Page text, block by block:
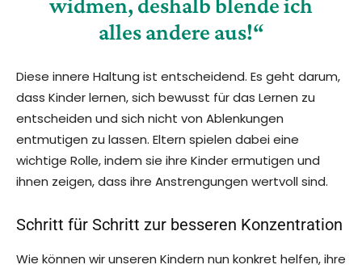
widmen, deshalb blende ich
alles andere aus!“
Diese innere Haltung ist entscheidend. Es geht darum,
dass Kinder lernen, sich bewusst für das Lernen zu
entscheiden und sich nicht von Ablenkungen
entmutigen zu lassen. Eltern spielen dabei eine
wichtige Rolle, indem sie ihre Kinder ermutigen und
ihnen zeigen, dass ihre Anstrengungen wertvoll sind.
Schritt für Schritt zur besseren Konzentration
Wie können wir unseren Kindern nun konkret helfen, ihre